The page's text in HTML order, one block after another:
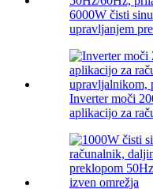
6000W čisti
upravljanjem
Inverter moči
aplikacijo za